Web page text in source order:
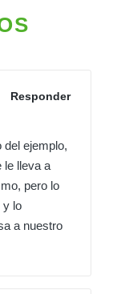
Responder
ejemplo,
le lleva a
pero lo
y lo
a nuestro